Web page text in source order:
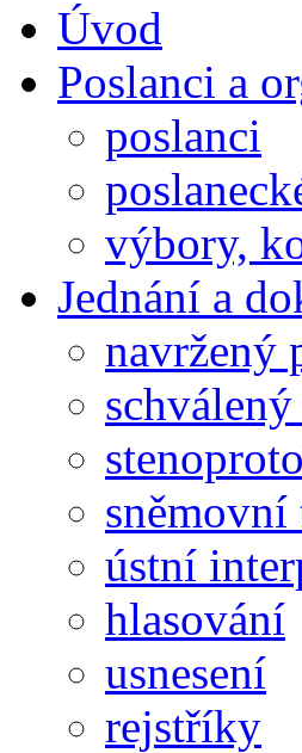
Úvod
Poslanci a
poslanci
výbory,
Jednání a
navržený
ústní
hlasování
usnesení
rejstříky